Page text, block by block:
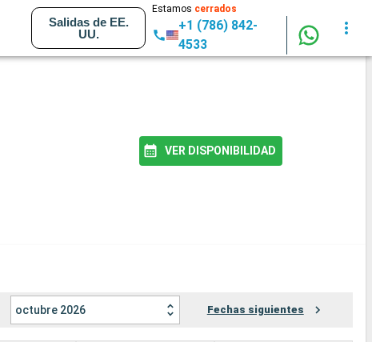
Salidas de EE.
UU.
Estamos cerrados
+1 (786) 842-
4533
VER DISPONIBILIDAD
octubre 2026 Fechas siguientes